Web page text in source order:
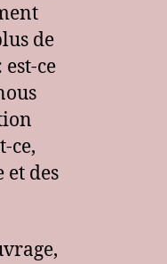
de
ce
ce,
des